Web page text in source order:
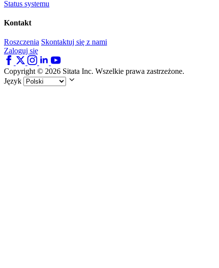
Status systemu
Kontakt
Roszczenia Skontaktuj się z nami
Zaloguj się
Copyright © 2026 Sitata Inc. Wszelkie prawa zastrzeżone.
Język